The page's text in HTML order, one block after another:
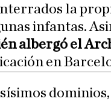
la
infantas.
albergó el
en